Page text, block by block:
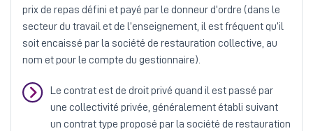
prix de repas défini et payé par le donneur d’ordre (dans le
secteur du travail et de l’enseignement, il est fréquent qu’il
soit encaissé par la société de restauration collective, au
nom et pour le compte du gestionnaire).
Le contrat est de droit privé quand il est passé par
une collectivité privée, généralement établi suivant
un contrat type proposé par la société de restauration